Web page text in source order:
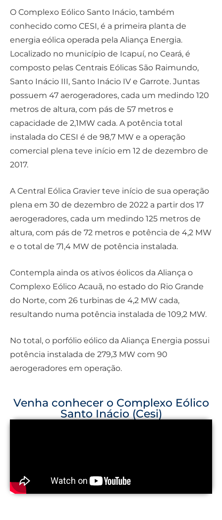
O Complexo Eólico Santo Inácio, também
conhecido como CESI, é a primeira planta de
energia eólica operada pela Aliança Energia.
Localizado no município de Icapuí, no Ceará, é
composto pelas Centrais Eólicas São Raimundo,
Santo Inácio III, Santo Inácio IV e Garrote. Juntas
possuem 47 aerogeradores, cada um medindo 120
metros de altura, com pás de 57 metros e
capacidade de 2,1MW cada. A potência total
instalada do CESI é de 98,7 MW e a operação
comercial plena teve início em 12 de dezembro de
2017.
A Central Eólica Gravier teve início de sua operação
plena em 30 de dezembro de 2022 a partir dos 17
aerogeradores, cada um medindo 125 metros de
altura, com pás de 72 metros e potência de 4,2 MW
e o total de 71,4 MW de potência instalada.
Contempla ainda os ativos éolicos da Aliança o
Complexo Eólico Acauã, no estado do Rio Grande
do Norte, com 26 turbinas de 4,2 MW cada,
resultando numa potência instalada de 109,2 MW.
No total, o porfólio eólico da Aliança Energia possui
potência instalada de 279,3 MW com 90
aerogeradores em operação.
Venha conhecer o Complexo Eólico
Santo Inácio (Cesi)